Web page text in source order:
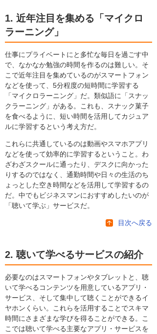
1. 近年注目を集める「マイクロ
ラーニング」
仕事にプライベートにと多忙な毎日を過ごす中
で、なかなか勉強の時間を作るのは難しい。そ
こで近年注目を集めているのがスマートフォン
などを使って、5分程度の短時間に学習する
「マイクロラーニング」だ。類似語に「スナッ
クラーニング」がある。これも、スナック菓子
を食べるように、短い時間を活用してカジュア
ルに学習するという考え方だ。
これらに共通しているのは動画やスマホアプリ
などを使って効率的に学習するということ。わ
ざわざスクールに通ったり、デスクに向かった
りするのではなく、通勤時間や日々の生活のち
ょっとした空き時間などを活用して学習するの
だ。中でもビジネスマンにおすすめしたいのが
「聴いて学ぶ」サービスだ。
目次へ戻る
2. 聴いて学べるサービスの紹介
必要なのはスマートフォンやタブレットと、聴
いて学べるコンテンツを用意しているアプリ・
サービス、そして集中して聴くことができるイ
ヤホンくらい。これらを活用することでスキマ
時間にさまざまな学びを得ることができる。こ
こでは聴いて学べる主要なアプリ・サービスを